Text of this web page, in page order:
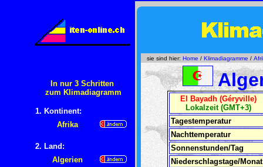
sie sind hier: Home / Klimadiagramme /
In nur 3 Schritten
zum Klimadiagramm
1. Kontinent:
Afrika
2. Land:
Algerien
El Bayadh (Géryville)
Lokalzeit (GMT+3)
Tagestemperatur
Nachttemperatur
Sonnenstunden/Tag
Niederschlagstage/Monat